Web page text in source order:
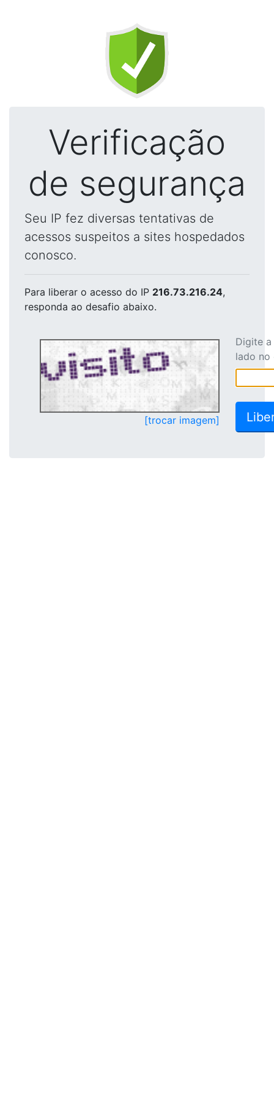
Verificação
de segurança
Seu IP fez diversas tentativas de
acessos suspeitos a sites hospedados
conosco.
Para liberar o acesso do IP 216.73.216.24,
responda ao desafio abaixo.
[trocar imagem]
Digite
lado no